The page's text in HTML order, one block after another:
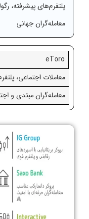
پلتفرم‌های پیشرفته،
معامله‌گران جهانی
eToro
معاملات اجتماعی،
معامله‌گران مبتدی و